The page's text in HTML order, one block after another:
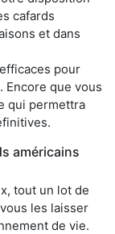
cafards
et dans
pour
Encore que vous
qui permettra
américains
tout un lot de
les laisser
de vie.